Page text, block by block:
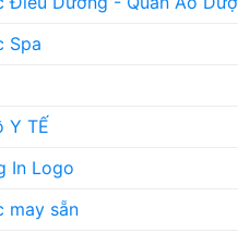
Spa
Y TẾ
In Logo
may sẵn